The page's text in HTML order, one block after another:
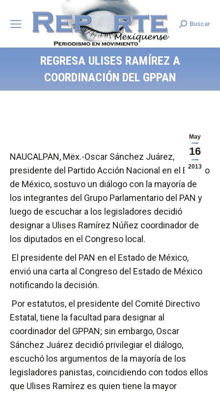
Search:
Buscar
REGRESA ULISES RAMÍREZ A
COORDINACIÓN DEL GPPAN
May
16
2013
NAUCALPAN, Mëx.-Oscar Sánchez Juárez,
presidente del Partido Acción Nacional en el Estado
de México, sostuvo un diálogo con la mayoría de
los integrantes del Grupo Parlamentario del PAN y
luego de escuchar a los legisladores decidió
designar a Ulises Ramírez Núñez coordinador de
los diputados en el Congreso local.
El presidente del PAN en el Estado de México,
envió una carta al Congreso del Estado de México
notificando la decisión.
Por estatutos, el presidente del Comité Directivo
Estatal, tiene la facultad para designar al
coordinador del GPPAN; sin embargo, Oscar
Sánchez Juárez decidió privilegiar el diálogo,
escuchó los argumentos de la mayoría de los
legisladores panistas, coincidiendo con todos ellos
que Ulises Ramírez es quien tiene la mayor